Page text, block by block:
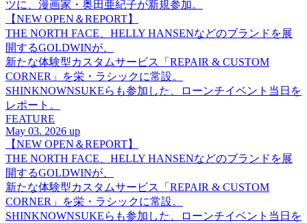
ツに、漫画家・奥田亜紀子が新規参加。
【NEW OPEN＆REPORT】
THE NORTH FACE、HELLY HANSENなどのブランドを展
開するGOLDWINが、
新たな体験型カスタムサービス「REPAIR & CUSTOM
CORNER」を栄・ラシックに常設。
SHINKNOWNSUKEらも参加した、ローンチイベント当日を
レポート。
FEATURE
May 03. 2026 up
【NEW OPEN＆REPORT】
THE NORTH FACE、HELLY HANSENなどのブランドを展
開するGOLDWINが、
新たな体験型カスタムサービス「REPAIR & CUSTOM
CORNER」を栄・ラシックに常設。
SHINKNOWNSUKEらも参加した、ローンチイベント当日を